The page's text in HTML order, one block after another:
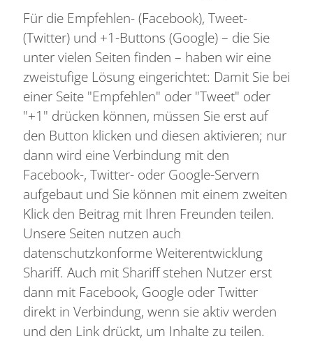
Für die Empfehlen- (Facebook), Tweet-
(Twitter) und +1-Buttons (Google) – die Sie
unter vielen Seiten finden – haben wir eine
zweistufige Lösung eingerichtet: Damit Sie bei
einer Seite "Empfehlen" oder "Tweet" oder
"+1" drücken können, müssen Sie erst auf
den Button klicken und diesen aktivieren; nur
dann wird eine Verbindung mit den
Facebook-, Twitter- oder Google-Servern
aufgebaut und Sie können mit einem zweiten
Klick den Beitrag mit Ihren Freunden teilen.
Unsere Seiten nutzen auch
datenschutzkonforme Weiterentwicklung
Shariff. Auch mit Shariff stehen Nutzer erst
dann mit Facebook, Google oder Twitter
direkt in Verbindung, wenn sie aktiv werden
und den Link drückt, um Inhalte zu teilen.